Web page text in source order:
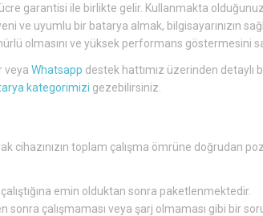
garantisi ile birlikte gelir. Kullanmakta olduğunuz
ve uyumlu bir batarya almak, bilgisayarınızın
olmasını ve yüksek performans göstermesini
veya Whatsapp destek hattımız üzerinden detaylı
kategorimizi gezebilirsiniz.
toplam çalışma ömrüne doğrudan
emin olduktan sonra paketlenmektedir.
sonra çalışmaması veya şarj olmaması gibi bir